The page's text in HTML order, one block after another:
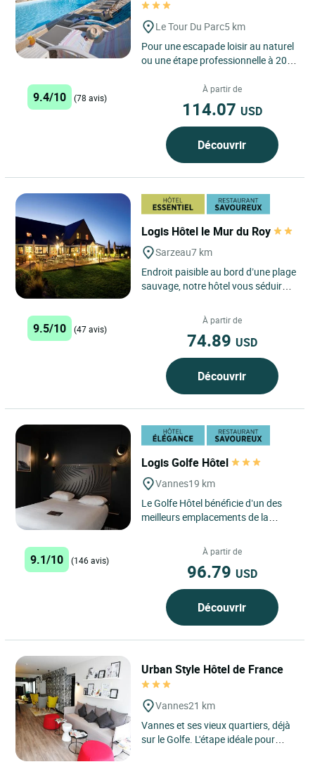
Le Tour Du Parc5 km
Pour une escapade loisir au naturel
ou une étape professionnelle à 20
La Croix du Sud,...
9.4/10 (78 avis)
À partir de
114.07 USD
Découvrir
Logis Hôtel le Mur du Roy
Sarzeau7 km
Endroit paisible au bord d’une plage
sauvage, notre hôtel vous séduira
9.5/10 (47 avis)
À partir de
74.89 USD
Découvrir
Logis Golfe Hôtel
Vannes19 km
Le Golfe Hôtel bénéficie d’un des
meilleurs emplacements de la
la gare maritime...
9.1/10 (146 avis)
À partir de
96.79 USD
Découvrir
Urban Style Hôtel de France
Vannes21 km
Vannes et ses vieux quartiers, déjà
sur le Golfe. L'étape idéale pour